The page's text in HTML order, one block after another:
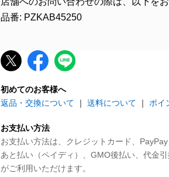
品番: PZKAB45250
初めてのお客様へ
返品・交換について ｜ 送料について ｜ ポイ
お支払い方法
お支払い方法は、クレジットカード、PayPay
あと払い（ペイディ）、GMO後払い、代金引
がご利用いただけます。